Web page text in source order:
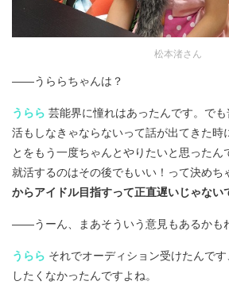
松本渚さん
――うららちゃんは？
うらら 芸能界に憧れはあったんです。で
活もしなきゃならないって話が出てきた時
とをもう一度ちゃんとやりたいと思ったん
就活するのはその後でもいい！って決めち
からアイドル目指すって正直遅いじゃない
――うーん、まあそういう意見もあるかも
うらら それでオーディション受けたんで
したくなかったんですよね。